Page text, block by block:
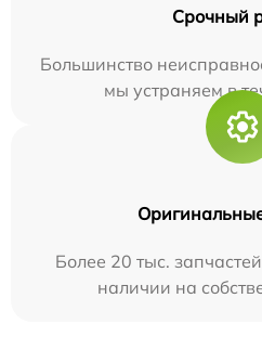
Срочный
Большинство
мы устраняем в
Более 20 тыс.
наличии на